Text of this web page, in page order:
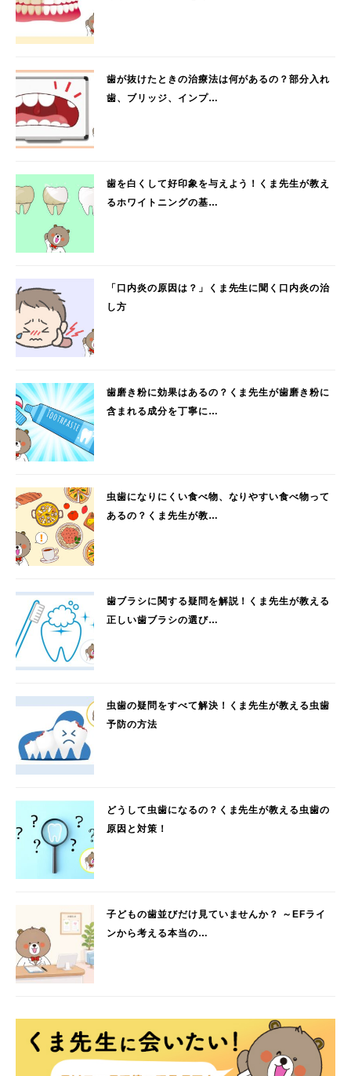
歯が抜けたときの治療法は何があるの？部分入れ
歯、ブリッジ、インプ…
歯を白くして好印象を与えよう！くま先生が教え
るホワイトニングの基…
「口内炎の原因は？」くま先生に聞く口内炎の治
し方
歯磨き粉に効果はあるの？くま先生が歯磨き粉に
含まれる成分を丁寧に…
虫歯になりにくい食べ物、なりやすい食べ物って
あるの？くま先生が教…
歯ブラシに関する疑問を解説！くま先生が教える
正しい歯ブラシの選び…
虫歯の疑問をすべて解決！くま先生が教える虫歯
予防の方法
どうして虫歯になるの？くま先生が教える虫歯の
原因と対策！
子どもの歯並びだけ見ていませんか？ ～EFライ
ンから考える本当の…